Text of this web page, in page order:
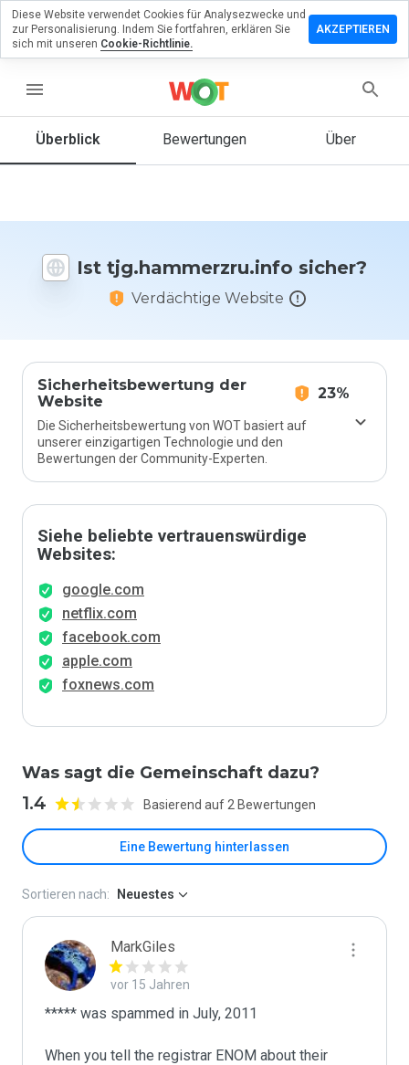
menu
Überblick Bewertungen Über
Ist tjg.hammerzru.info sicher?
Verdächtige Website
Sicherheitsbewertung der
Website
23%
Die Sicherheitsbewertung von WOT basiert auf
unserer einzigartigen Technologie und den
Bewertungen der Community-Experten.
Siehe beliebte vertrauenswürdige
Websites:
google.com
netflix.com
facebook.com
apple.com
foxnews.com
Was sagt die Gemeinschaft dazu?
1.4 Basierend auf 2 Bewertungen
Eine Bewertung hinterlassen
Sie
Sie diese
auf einer
Skala von
1 bis 5
Sortieren nach: Neuestes
MarkGiles
vor 15 Jahren
***** was spammed in July, 2011
When you tell the registrar ENOM about their
Diese Website verwendet Cookies für Analysezwecke und
zur Personalisierung. Indem Sie fortfahren, erklären Sie
sich mit unseren Cookie-Richtlinie.
AKZEPTIEREN